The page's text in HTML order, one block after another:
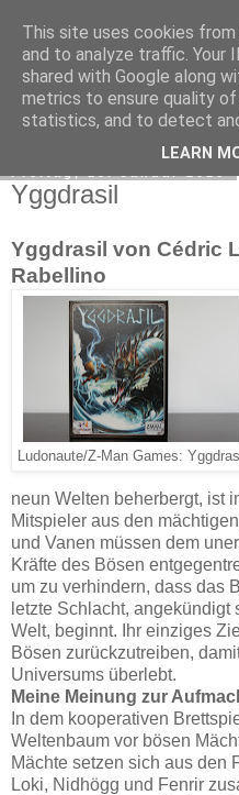
Sue's
Yggdrasil
Yggdrasil von Cédric
Rabellino
Ludonaute/Z-Man Games:
neun Welten beherbergt, ist
Mitspieler aus den
und Vanen müssen dem
Kräfte des Bösen
um zu verhindern, dass das
letzte Schlacht,
Welt, beginnt. Ihr einziges
Bösen zurückzutreiben,
Universums überlebt.
Meine Meinung zur
In dem kooperativen
Weltenbaum vor bösen
Mächte setzen sich aus den
Loki, Nidhögg und Fenrir
This site uses cookies
and to analyze traffic. Your
shared with Google along
metrics to ensure quality
statistics, and to detect
LEARN